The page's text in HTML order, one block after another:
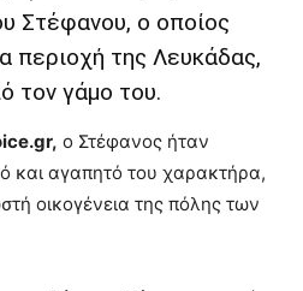
Στέφανου, ο οποίος
περιοχή της Λευκάδας,
τον γάμο του.
ο Στέφανος ήταν
και αγαπητό του χαρακτήρα,
οικογένεια της πόλης των